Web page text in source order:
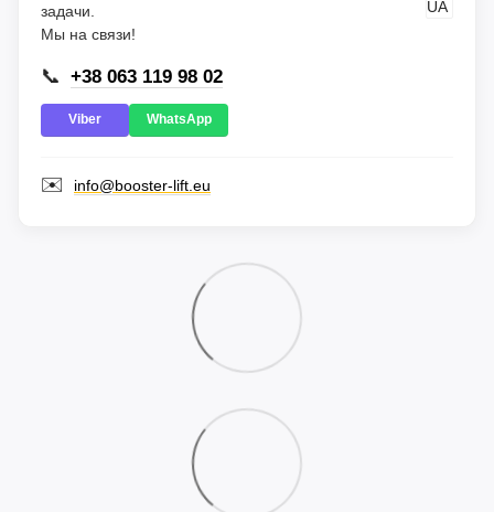
задачи.
Мы на связи!
📞 +38 063 119 98 02
Viber WhatsApp
✉️ info@booster-lift.eu